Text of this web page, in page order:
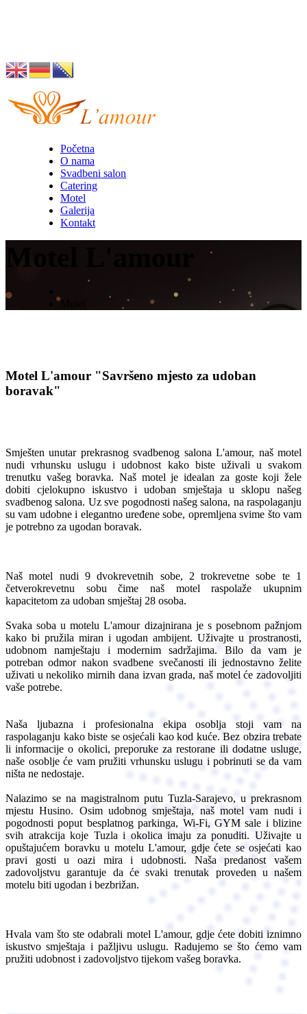
Početna
O nama
Svadbeni salon
Catering
Motel
Galerija
Kontakt
Motel L'amour
Motel L'amour "Savršeno mjesto za udoban
boravak"
Smješten unutar prekrasnog svadbenog salona L'amour, naš motel
nudi vrhunsku uslugu i udobnost kako biste uživali u svakom
trenutku vašeg boravka. Naš motel je idealan za goste koji žele
dobiti cjelokupno iskustvo i udoban smještaja u sklopu našeg
svadbenog salona. Uz sve pogodnosti našeg salona, na raspolaganju
su vam udobne i elegantno uređene sobe, opremljena svime što vam
je potrebno za ugodan boravak.
Naš motel nudi 9 dvokrevetnih sobe, 2 trokrevetne sobe te 1
četverokrevetnu sobu čime naš motel raspolaže ukupnim
kapacitetom za udoban smještaj 28 osoba.
Svaka soba u motelu L'amour dizajnirana je s posebnom pažnjom
kako bi pružila miran i ugodan ambijent. Uživajte u prostranosti,
udobnom namještaju i modernim sadržajima. Bilo da vam je
potreban odmor nakon svadbene svečanosti ili jednostavno želite
uživati u nekoliko mirnih dana izvan grada, naš motel će zadovoljiti
vaše potrebe.
Naša ljubazna i profesionalna ekipa osoblja stoji vam na
raspolaganju kako biste se osjećali kao kod kuće. Bez obzira trebate
li informacije o okolici, preporuke za restorane ili dodatne usluge,
naše osoblje će vam pružiti vrhunsku uslugu i pobrinuti se da vam
ništa ne nedostaje.
Nalazimo se na magistralnom putu Tuzla-Sarajevo, u prekrasnom
mjestu Husino. Osim udobnog smještaja, naš motel vam nudi i
pogodnosti poput besplatnog parkinga, Wi-Fi, GYM sale i blizine
svih atrakcija koje Tuzla i okolica imaju za ponuditi. Uživajte u
opuštajućem boravku u motelu L'amour, gdje ćete se osjećati kao
pravi gosti u oazi mira i udobnosti. Naša predanost vašem
zadovoljstvu garantuje da će svaki trenutak proveden u našem
motelu biti ugodan i bezbrižan.
Hvala vam što ste odabrali motel L'amour, gdje ćete dobiti iznimno
iskustvo smještaja i pažljivu uslugu. Radujemo se što ćemo vam
pružiti udobnost i zadovoljstvo tijekom vašeg boravka.